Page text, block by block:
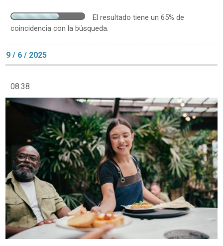
El resultado tiene un 65% de
coincidencia con la búsqueda.
9 / 6 / 2025
08:38